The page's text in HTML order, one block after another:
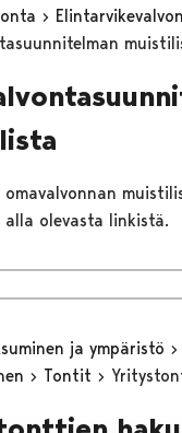
alla olevasta linkistä.
ja ympäristö
Tontit